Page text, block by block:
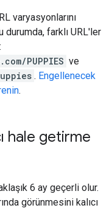
varyasyonlarını
durumda, farklı URL'ler
PUPPIES ve
. Engellenecek
.
hale getirme
6 ay geçerli olur.
görünmesini kalıcı